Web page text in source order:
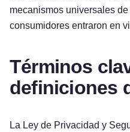
mecanismos universales
consumidores entraron en
Términos
definiciones
La Ley de Privacidad y